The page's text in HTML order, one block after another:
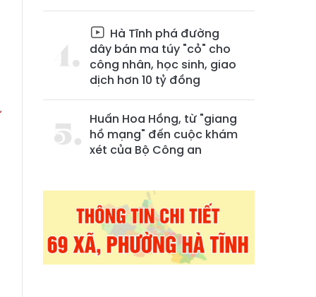
Hà Tĩnh phá đường
dây bán ma túy "cỏ" cho
công nhân, học sinh, giao
dịch hơn 10 tỷ đồng
Huấn Hoa Hồng, từ "giang
hồ mạng" đến cuộc khám
xét của Bộ Công an